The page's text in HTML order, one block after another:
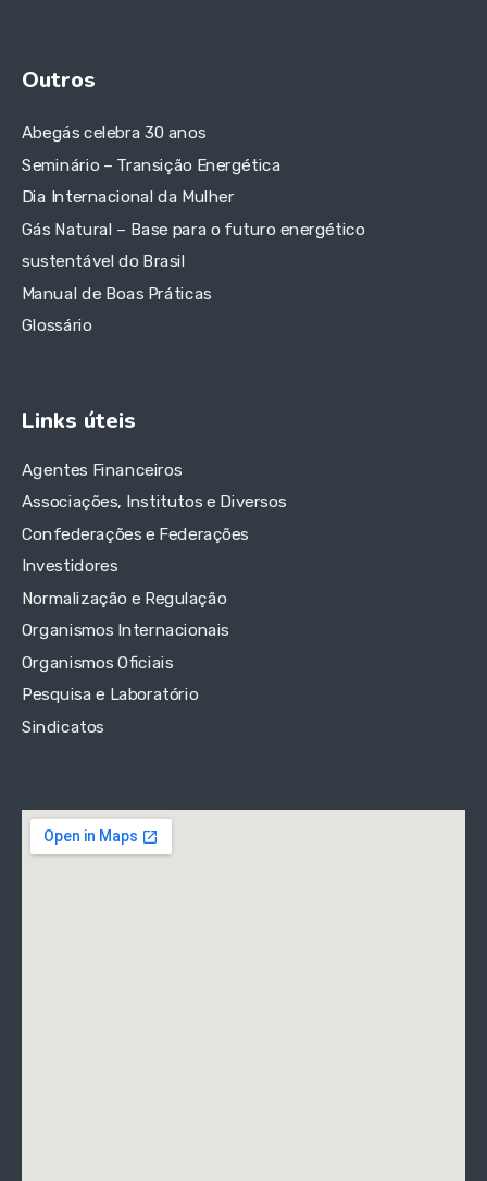
Outros
Abegás celebra 30 anos
Seminário – Transição Energética
Dia Internacional da Mulher
Gás Natural – Base para o futuro energético
sustentável do Brasil
Manual de Boas Práticas
Glossário
Links úteis
Agentes Financeiros
Associações, Institutos e Diversos
Confederações e Federações
Investidores
Normalização e Regulação
Organismos Internacionais
Organismos Oficiais
Pesquisa e Laboratório
Sindicatos